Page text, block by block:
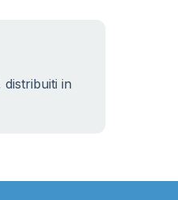
distribuiti in